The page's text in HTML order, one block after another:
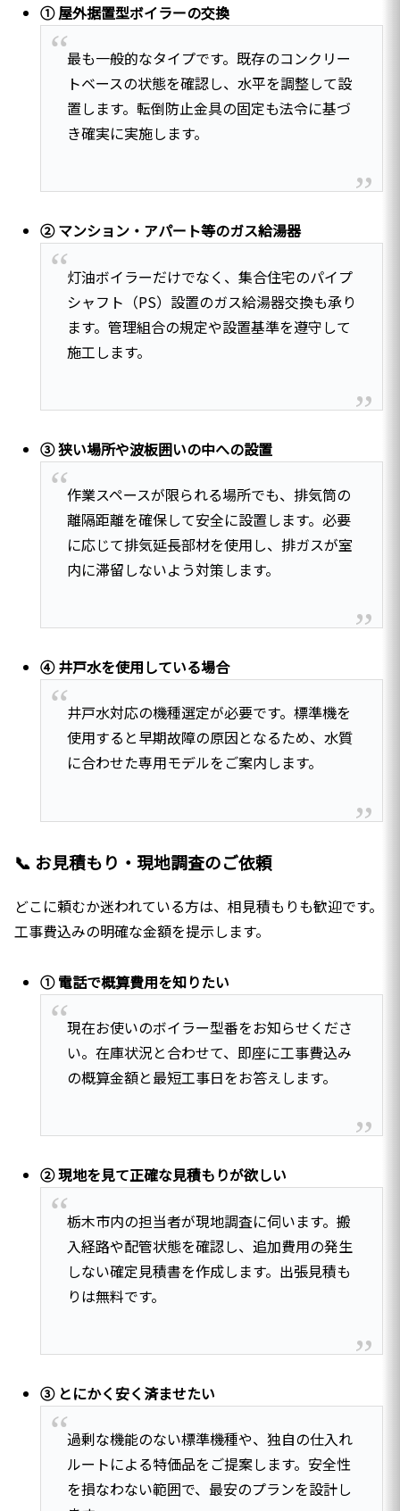
① 屋外据置型ボイラーの交換
最も一般的なタイプです。既存のコンクリー
トベースの状態を確認し、水平を調整して設
置します。転倒防止金具の固定も法令に基づ
き確実に実施します。
② マンション・アパート等のガス給湯器
灯油ボイラーだけでなく、集合住宅のパイプ
シャフト（PS）設置のガス給湯器交換も承り
ます。管理組合の規定や設置基準を遵守して
施工します。
③ 狭い場所や波板囲いの中への設置
作業スペースが限られる場所でも、排気筒の
離隔距離を確保して安全に設置します。必要
に応じて排気延長部材を使用し、排ガスが室
内に滞留しないよう対策します。
④ 井戸水を使用している場合
井戸水対応の機種選定が必要です。標準機を
使用すると早期故障の原因となるため、水質
に合わせた専用モデルをご案内します。
📞 お見積もり・現地調査のご依頼
どこに頼むか迷われている方は、相見積もりも歓迎です。
工事費込みの明確な金額を提示します。
① 電話で概算費用を知りたい
現在お使いのボイラー型番をお知らせくださ
い。在庫状況と合わせて、即座に工事費込み
の概算金額と最短工事日をお答えします。
② 現地を見て正確な見積もりが欲しい
栃木市内の担当者が現地調査に伺います。搬
入経路や配管状態を確認し、追加費用の発生
しない確定見積書を作成します。出張見積も
りは無料です。
③ とにかく安く済ませたい
過剰な機能のない標準機種や、独自の仕入れ
ルートによる特価品をご提案します。安全性
を損なわない範囲で、最安のプランを設計し